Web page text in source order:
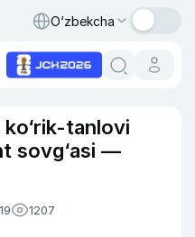
O‘zbekcha
tanlovi
sovg‘asi —
1207